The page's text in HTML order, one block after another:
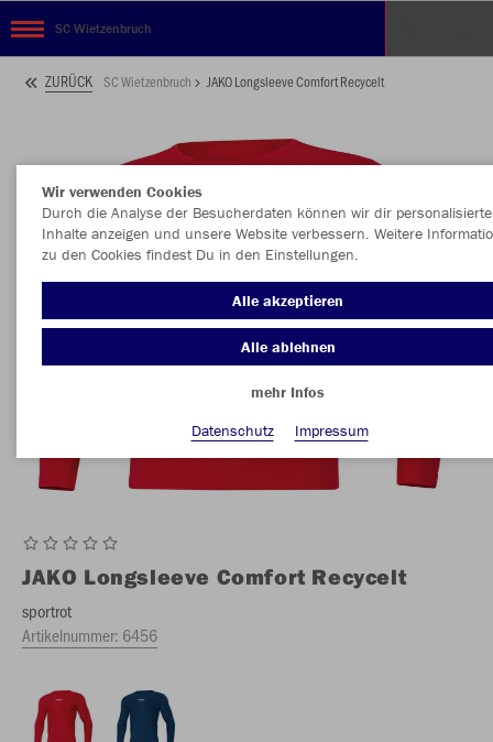
SC Wietzenbruch
ZURÜCK SC Wietzenbruch JAKO Longsleeve Comfort Recycelt
JAKO Longsleeve Comfort Recycelt
sportrot
Artikelnummer: 6456
Wir verwenden Cookies
Durch die Analyse der Besucherdaten können wir dir personalisierte
Inhalte anzeigen und unsere Website verbessern. Weitere
zu den Cookies findest Du in den Einstellungen.
Alle akzeptieren
Alle ablehnen
mehr Infos
Datenschutz
Impressum